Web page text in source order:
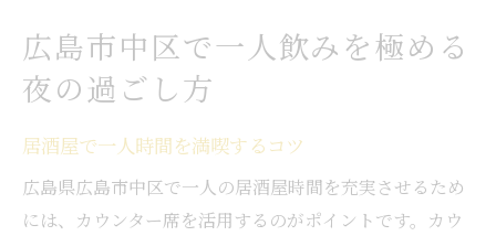
居心地の良い居酒屋で一人の贅沢を堪能
カウンター席がある居酒屋の過ごし方
広島の居酒屋で落ち着く一人飲み体験
静かな店内で味わう一人飲みの満足感
広島市中区で一人飲みに適した居酒屋選び
広島市中区で一人飲みを極める
夜の過ごし方
居酒屋で一人時間を満喫するコツ
広島県広島市中区で一人の居酒屋時間を充実させるため
には、カウンター席を活用するのがポイントです。カウ